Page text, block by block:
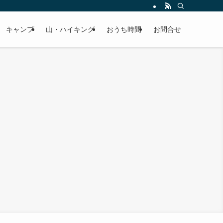
キャンプ 山・ハイキング おうち時間 お問合せ